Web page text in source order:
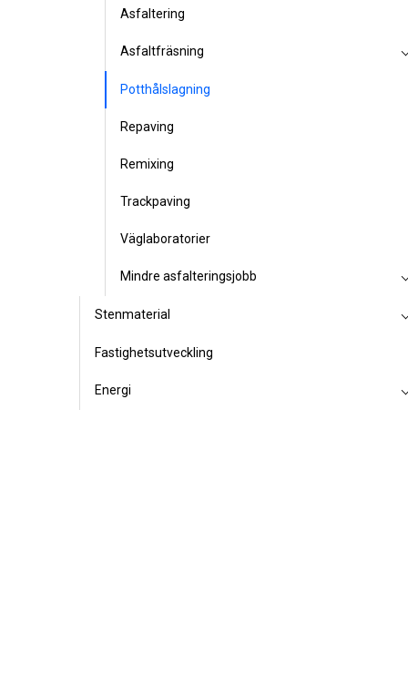
Asfaltering
Asfaltfräsning
Potthålslagning
Repaving
Remixing
Trackpaving
Väglaboratorier
Mindre asfalteringsjobb
Stenmaterial
Fastighetsutveckling
Energi